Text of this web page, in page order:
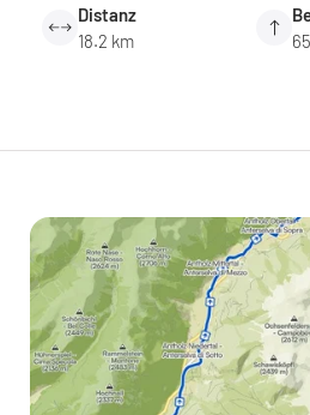
Distanz
18.2 km